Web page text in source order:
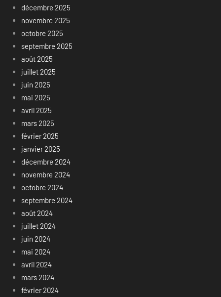
décembre 2025
novembre 2025
octobre 2025
septembre 2025
août 2025
juillet 2025
juin 2025
mai 2025
avril 2025
mars 2025
février 2025
janvier 2025
décembre 2024
novembre 2024
octobre 2024
septembre 2024
août 2024
juillet 2024
juin 2024
mai 2024
avril 2024
mars 2024
février 2024